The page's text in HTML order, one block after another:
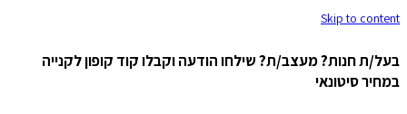
Skip to content
בעל/ת חנות? מעצב/ת? שילחו הודעה וקבלו קוד קופון לקנייה
במחיר סיטונאי